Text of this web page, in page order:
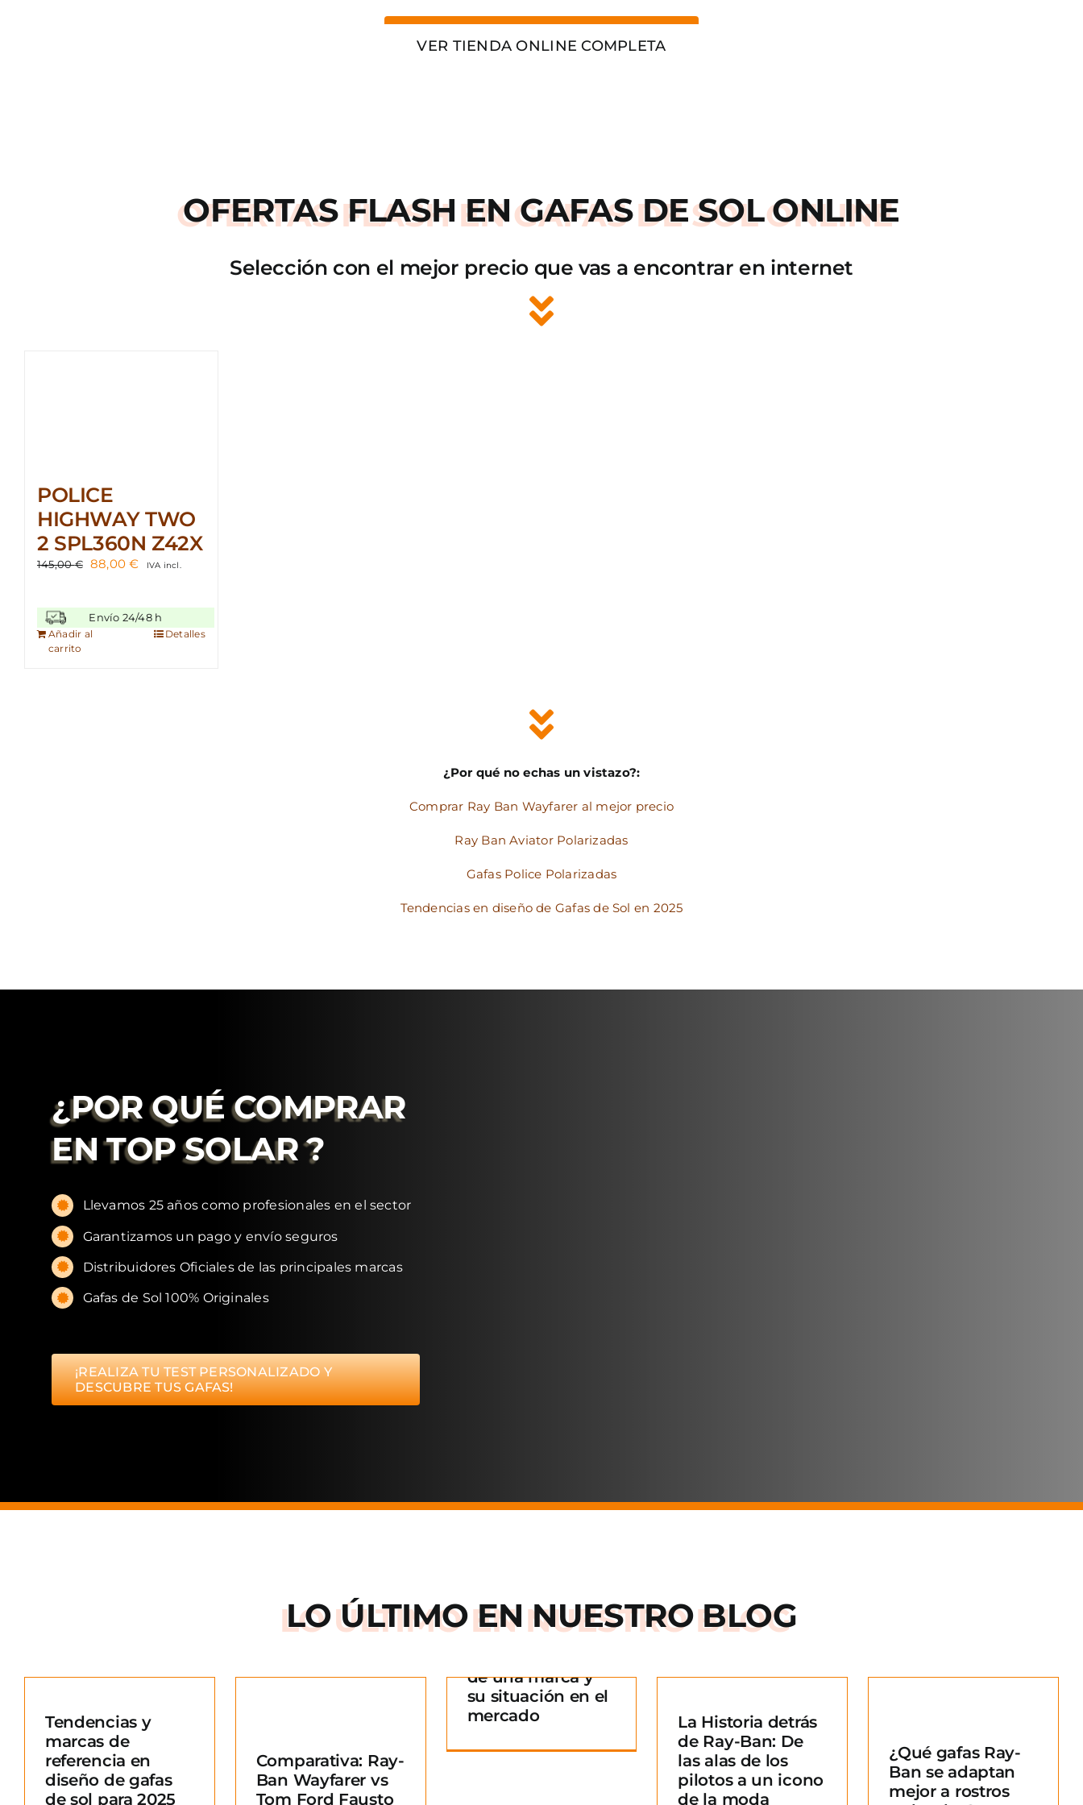
VER TIENDA ONLINE COMPLETA
OFERTAS FLASH EN GAFAS DE SOL ONLINE
Selección con el mejor precio que vas a encontrar en internet
POLICE
HIGHWAY TWO
2 SPL360N Z42X
145,00€ El
era:
145,00 €.
88,00€El
es:
88,00 €.
IVA incl.
Envío 24/48 h
Añadir al
carrito
Detalles
¿Por qué no echas un vistazo?:
Comprar Ray Ban Wayfarer al mejor precio
Ray Ban Aviator Polarizadas
Gafas Police Polarizadas
Tendencias en diseño de Gafas de Sol en 2025
¿POR QUÉ COMPRAR
EN TOP SOLAR ?
Llevamos 25 años como profesionales en el sector
Garantizamos un pago y envío seguros
Distribuidores Oficiales de las principales marcas
Gafas de Sol 100% Originales
¡REALIZA TU TEST PERSONALIZADO Y
DESCUBRE TUS GAFAS!
LO ÚLTIMO ENNUESTRO BLOG
Tendencias y
marcas de
referencia en
diseño de gafas
de sol para 2025
Comparativa: Ray-
Ban Wayfarer vs
Tom Ford Fausto
Comparativa: Ray-
Ban Wayfarer vs
Tom Ford Fausto
mercado
de una marca y
su situación en el
mercado
La Historia detrás
de Ray-Ban: De las
La Historia detrás
de Ray-Ban: De
las alas de los
pilotos a un icono
de la moda
¿Qué gafas Ray-
Ban se adaptan
mejor a rostros
redondos?
¿Qué gafas Ray-
Ban se adaptan
mejor a rostros